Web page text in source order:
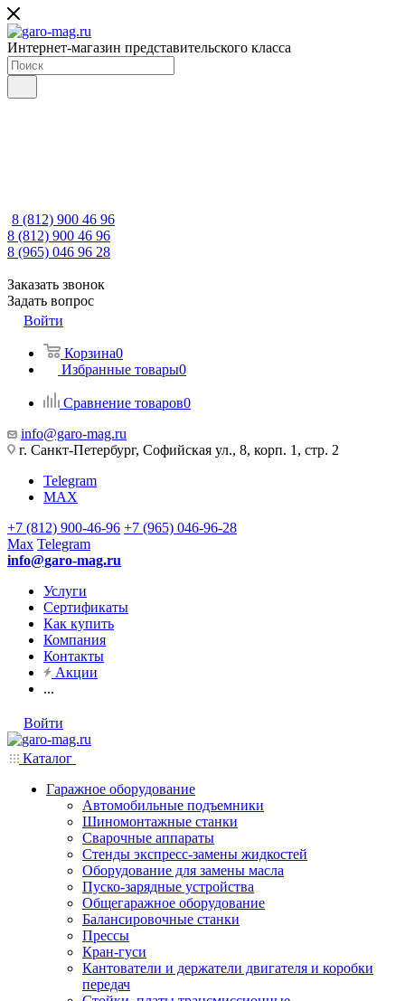
Интернет-магазин представительского класса
8 (812) 900 46 96
8 (812) 900 46 96
8 (965) 046 96 28
Заказать звонок
Задать вопрос
Войти
Корзина0
Избранные товары0
Сравнение товаров0
info@garo-mag.ru
г. Санкт-Петербург, Софийская ул., 8, корп. 1, стр. 2
Telegram
MAX
+7 (812) 900-46-96 +7 (965) 046-96-28
Max Telegram
info@garo-mag.ru
Услуги
Сертификаты
Как купить
Компания
Контакты
Акции
...
Войти
Каталог
Гаражное оборудование
Автомобильные подъемники
Шиномонтажные станки
Сварочные аппараты
Стенды экспресс-замены жидкостей
Оборудование для замены масла
Пуско-зарядные устройства
Общегаражное оборудование
Балансировочные станки
Прессы
Кран-гуси
Кантователи и держатели двигателя и коробки
передач